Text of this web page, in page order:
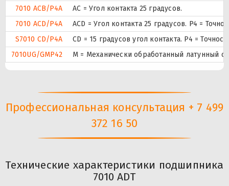
7010 ACB/P4A
AC = Угол контакта 25 градусов.
7010 ACD/P4A
ACD = Угол контакта 25 градусов. P4 =
S7010 CD/P4A
CD = 15 градусов угол контакта. P4 =
7010UG/GMP42
М = Механически обработанный латунный
Профессиональная консультация + 7 499
372 16 50
Технические характеристики подшипника
7010 ADT